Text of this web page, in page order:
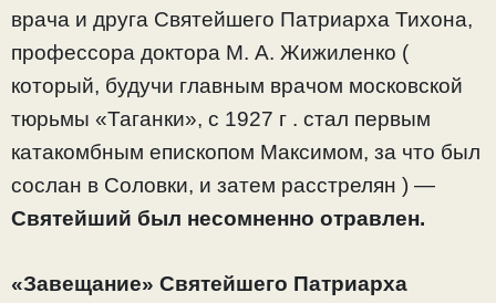
врача и друга Святейшего Патриарха Тихона,
профессора доктора М. А. Жижиленко (
который, будучи главным врачом московской
тюрьмы «Таганки», с 1927 г . стал первым
катакомбным епископом Максимом, за что был
сослан в Соловки, и затем расстрелян ) —
Святейший был несомненно отравлен.
«Завещание» Святейшего Патриарха